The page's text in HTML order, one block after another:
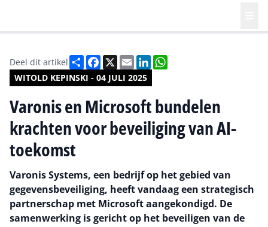
WITOLD KEPINSKI - 04 JULI 2025
Deel dit artikel DeelFacebook
X EmailLinkedIn
Varonis en Microsoft bundelen
krachten voor beveiliging van AI-
toekomst
Varonis Systems, een bedrijf op het gebied van
gegevensbeveiliging, heeft vandaag een strategisch
partnerschap met Microsoft aangekondigd. De
samenwerking is gericht op het beveiligen van de